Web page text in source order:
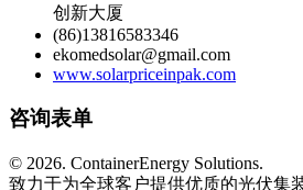
创新大厦
(86)13816583346
ekomedsolar@gmail.com
www.solarpriceinpak.com
咨询表单
© 2026. ContainerEnergy Solutions.
致力于为全球客户提供优质的光伏集